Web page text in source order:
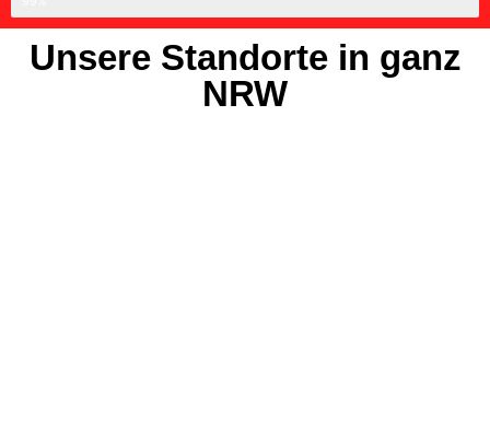
Unsere Standorte in ganz
NRW